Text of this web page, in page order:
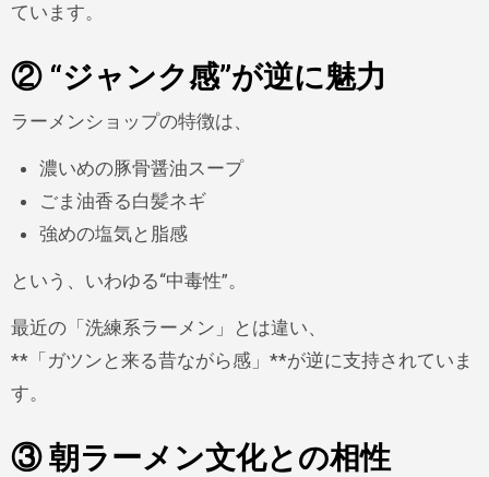
ています。
② “ジャンク感”が逆に魅力
ラーメンショップの特徴は、
濃いめの豚骨醤油スープ
ごま油香る白髪ネギ
強めの塩気と脂感
という、いわゆる“中毒性”。
最近の「洗練系ラーメン」とは違い、
**「ガツンと来る昔ながら感」**が逆に支持されていま
す。
③ 朝ラーメン文化との相性